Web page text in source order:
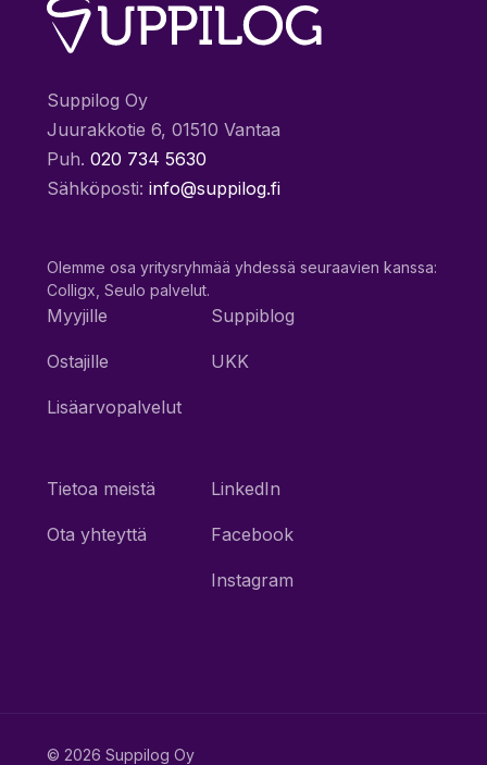
Suppilog Oy
Juurakkotie 6, 01510 Vantaa
Puh. 020 734 5630
Sähköposti: info@suppilog.fi
Olemme osa yritysryhmää yhdessä seuraavien kanssa:
Colligx, Seulo palvelut.
Myyjille
Ostajille
Lisäarvopalvelut
Suppiblog
UKK
Tietoa meistä
Ota yhteyttä
LinkedIn
Facebook
Instagram
© 2026 Suppilog Oy